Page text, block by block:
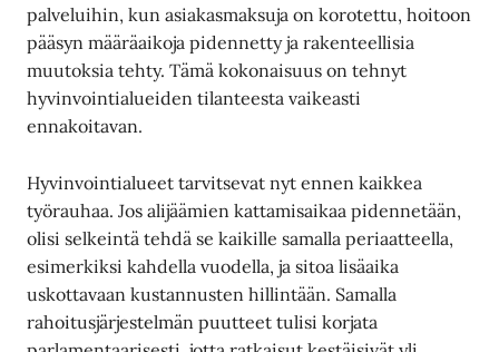
palveluihin, kun asiakasmaksuja on korotettu, hoitoon
pääsyn määräaikoja pidennetty ja rakenteellisia
muutoksia tehty. Tämä kokonaisuus on tehnyt
hyvinvointialueiden tilanteesta vaikeasti
ennakoitavan.
Hyvinvointialueet tarvitsevat nyt ennen kaikkea
työrauhaa. Jos alijäämien kattamisaikaa pidennetään,
olisi selkeintä tehdä se kaikille samalla periaatteella,
esimerkiksi kahdella vuodella, ja sitoa lisäaika
uskottavaan kustannusten hillintään. Samalla
rahoitusjärjestelmän puutteet tulisi korjata